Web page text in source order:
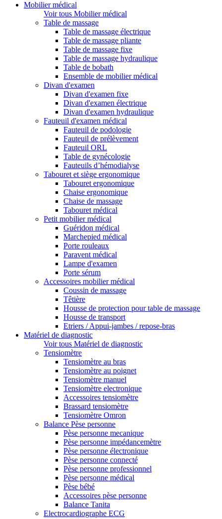
Mobilier médical
Voir tous Mobilier médical
Table de massage
Table de massage électrique
Table de massage pliante
Table de massage fixe
Table de massage hydraulique
Table de bobath
Ensemble de mobilier médical
Divan d'examen
Divan d'examen fixe
Divan d'examen électrique
Divan d'examen hydraulique
Fauteuil d'examen médical
Fauteuil de podologie
Fauteuil de prélèvement
Fauteuil ORL
Table de gynécologie
Fauteuils d’hémodialyse
Tabouret et siège ergonomique
Tabouret ergonomique
Chaise ergonomique
Chaise de massage
Tabouret médical
Petit mobilier médical
Guéridon médical
Marchepied médical
Porte rouleaux
Paravent médical
Lampe d'examen
Porte sérum
Accessoires mobilier médical
Coussin de massage
Têtière
Housse de protection pour table de massage
Housse de transport
Etriers / Appui-jambes / repose-bras
Matériel de diagnostic
Voir tous Matériel de diagnostic
Tensiomètre
Tensiomètre au bras
Tensiomètre au poignet
Tensiomètre manuel
Tensiomètre electronique
Accessoires tensiomètre
Brassard tensiomètre
Tensiomètre Omron
Balance Pèse personne
Pèse personne mecanique
Pèse personne impédancemètre
Pèse personne électronique
Pèse personne connecté
Pèse personne professionnel
Pèse personne médical
Pèse bébé
Accessoires pèse personne
Balance Tanita
Electrocardiographe ECG